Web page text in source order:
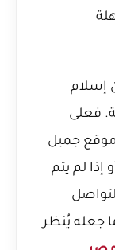
إسلام
فعلى
موقع جميل
إذا لم يتم
جعله يُنظر